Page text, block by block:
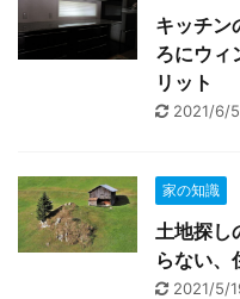
キッチ
ろにウィ
リット
2021/6/5
家の知識
土地探
らない、
2021/5/